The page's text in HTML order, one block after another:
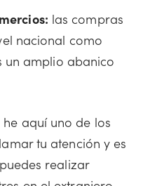
las compras
nacional como
un amplio abanico
he aquí uno de los
tu atención y es
realizar